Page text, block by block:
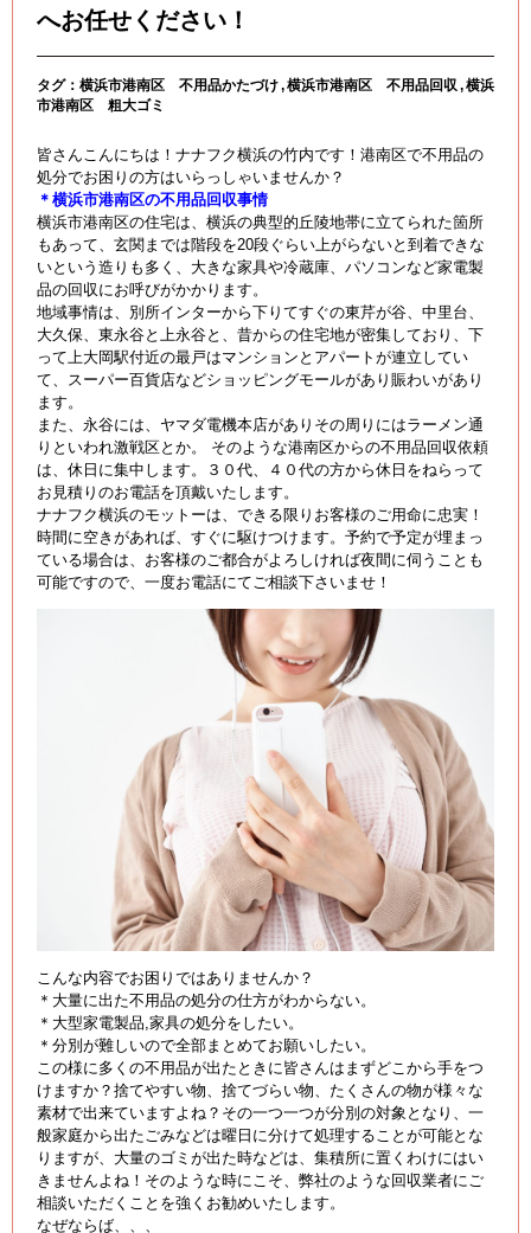
へお任せください！
タグ： 横浜市港南区 不用品かたづけ 横浜市港南区 不用品回収
横浜
市港南区 粗大ゴミ
皆さんこんにちは！ナナフク横浜の竹内です！港南区で不用品の
処分でお困りの方はいらっしゃいませんか？
＊横浜市港南区の不用品回収事情
横浜市港南区の住宅は、横浜の典型的丘陵地帯に立てられた箇所
もあって、玄関までは階段を20段ぐらい上がらないと到着できな
いという造りも多く、大きな家具や冷蔵庫、パソコンなど家電製
品の回収にお呼びがかかります。
地域事情は、別所インターから下りてすぐの東芹が谷、中里台、
大久保、東永谷と上永谷と、昔からの住宅地が密集しており、下
って上大岡駅付近の最戸はマンションとアパートが連立してい
て、スーパー百貨店などショッピングモールがあり賑わいがあり
ます。
また、永谷には、ヤマダ電機本店がありその周りにはラーメン通
りといわれ激戦区とか。 そのような港南区からの不用品回収依頼
は、休日に集中します。３０代、４０代の方から休日をねらって
お見積りのお電話を頂戴いたします。
ナナフク横浜のモットーは、できる限りお客様のご用命に忠実！
時間に空きがあれば、すぐに駆けつけます。予約で予定が埋まっ
ている場合は、お客様のご都合がよろしければ夜間に伺うことも
可能ですので、一度お電話にてご相談下さいませ！
こんな内容でお困りではありませんか？
＊大量に出た不用品の処分の仕方がわからない。
＊大型家電製品,家具の処分をしたい。
＊分別が難しいので全部まとめてお願いしたい。
この様に多くの不用品が出たときに皆さんはまずどこから手をつ
けますか？捨てやすい物、捨てづらい物、たくさんの物が様々な
素材で出来ていますよね？その一つ一つが分別の対象となり、一
般家庭から出たごみなどは曜日に分けて処理することが可能とな
りますが、大量のゴミが出た時などは、集積所に置くわけにはい
きませんよね！そのような時にこそ、弊社のような回収業者にご
相談いただくことを強くお勧めいたします。
なぜならば、、、